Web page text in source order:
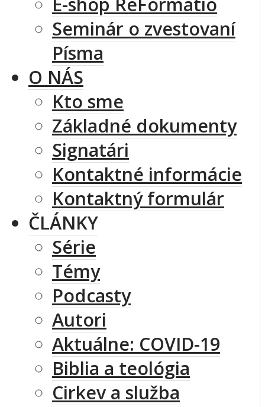
Seminár o zvestovaní
Písma
O NÁS
Kto sme
Základné dokumenty
Signatári
Kontaktné informácie
Kontaktný formulár
ČLÁNKY
Série
Témy
Podcasty
Autori
Aktuálne: COVID-19
Biblia a teológia
Cirkev a služba